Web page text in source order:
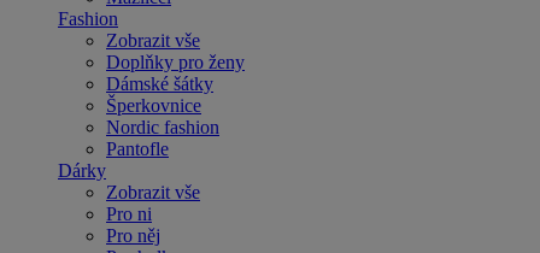
Fashion
Zobrazit vše
Doplňky pro ženy
Dámské šátky
Šperkovnice
Nordic fashion
Pantofle
Dárky
Zobrazit vše
Pro ni
Pro něj